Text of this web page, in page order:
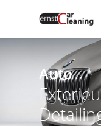
Auto